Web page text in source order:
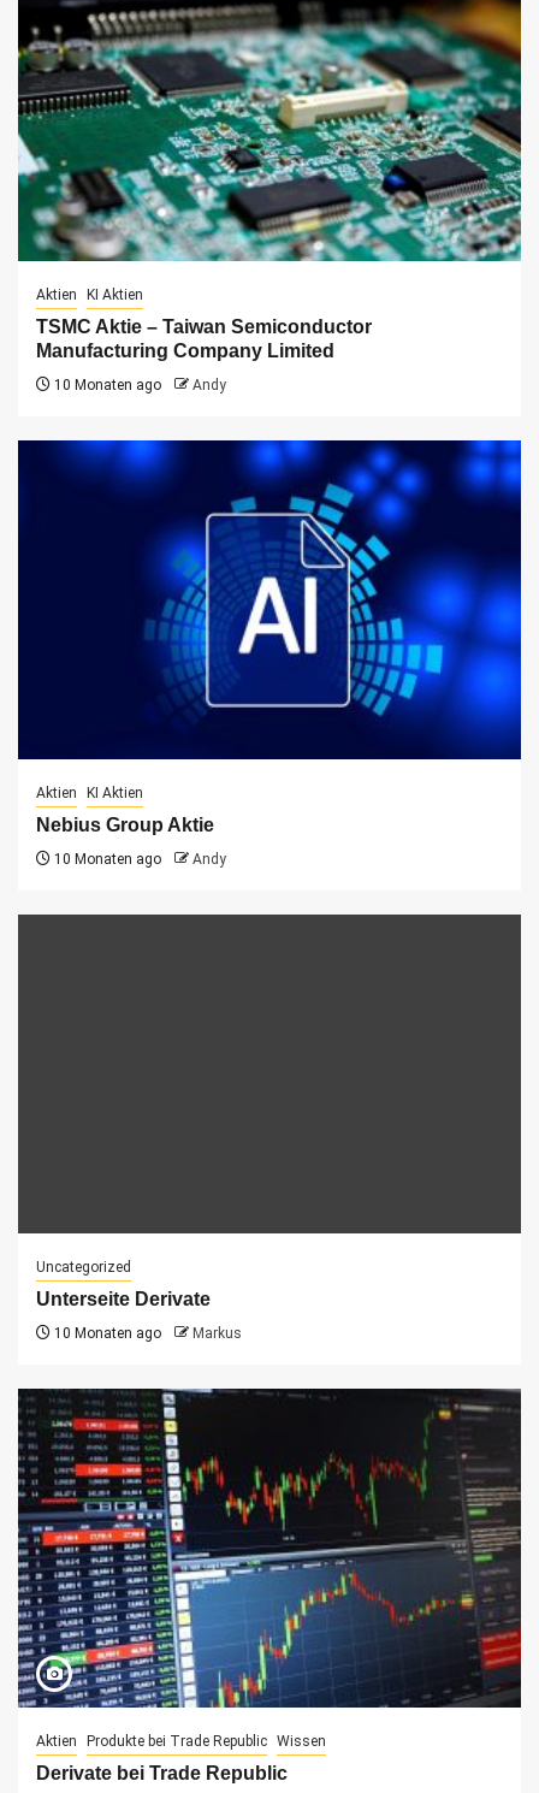
Aktien KI Aktien
TSMC Aktie – Taiwan Semiconductor
Manufacturing Company Limited
10 Monaten ago Andy
Aktien KI Aktien
Nebius Group Aktie
10 Monaten ago Andy
Uncategorized
Unterseite Derivate
10 Monaten ago Markus
Aktien Produkte bei Trade Republic Wissen
Derivate bei Trade Republic